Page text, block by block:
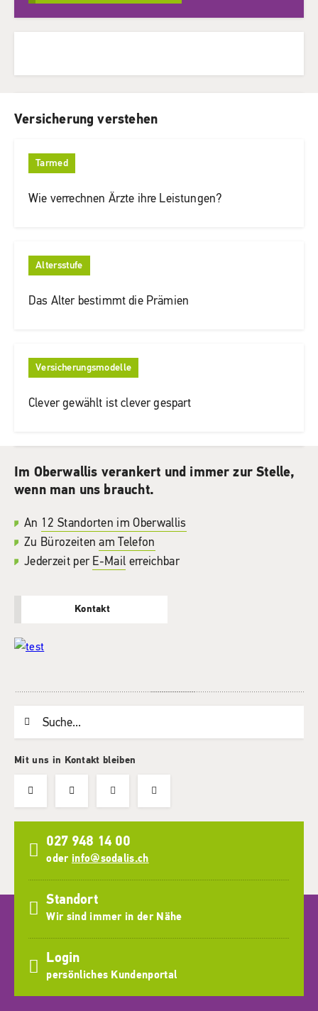
Versicherung verstehen
Wie verrechnen Ärzte ihre Leistungen?
Tarmed
Das Alter bestimmt die Prämien
Altersstufe
Clever gewählt ist clever gespart
Versicherungsmodelle
Im Oberwallis verankert und immer zur Stelle,
wenn man uns braucht.
An 12 Standorten im Oberwallis
Zu Bürozeitenam Telefon
Jederzeit per E-Mail erreichbar
Kontakt
Suchwort
Mit uns in Kontakt bleiben
027 948 14 00
oder info@sodalis.ch
Standort
Wir sind immer in der Nähe
Login
persönliches Kundenportal